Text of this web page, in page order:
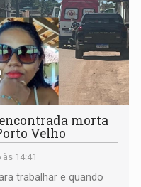
morta
Velho
14:41
trabalhar e quando